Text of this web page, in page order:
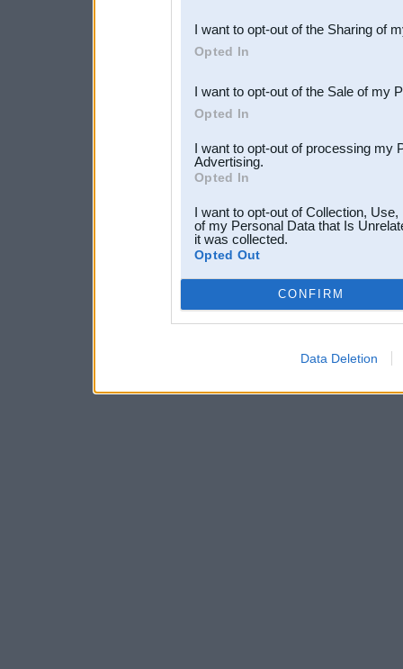
Downstream Participants
third parties.
I want to opt-out of the Sharing of
Opted In
I want to opt-out of the Sale of my
Opted In
I want to opt-out of processing my
Advertising.
Opted In
I want to opt-out of Collection,
of my Personal Data that Is
it was collected.
Opted Out
CONFIRM
Data Deletion